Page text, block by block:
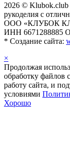
2026 © Klubok.club
рукоделия с
ООО «КЛУБОК
ИНН 6671288885
* Создание сайта:
×
Продолжая
обработку файлов
работу сайта, и
условиями
Хорошо